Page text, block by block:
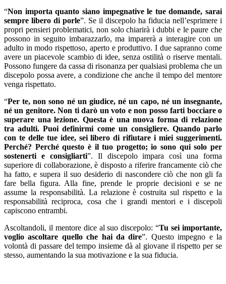
“Non importa quanto siano impegnative le tue domande, sarai
sempre libero di porle”. Se il discepolo ha fiducia nell’esprimere i
propri pensieri problematici, non solo chiarirà i dubbi e le paure che
possono in seguito imbarazzarlo, ma imparerà a interagire con un
adulto in modo rispettoso, aperto e produttivo. I due sapranno come
avere un piacevole scambio di idee, senza ostilità o riserve mentali.
Possono fungere da cassa di risonanza per qualsiasi problema che un
discepolo possa avere, a condizione che anche il tempo del mentore
venga rispettato.
“Per te, non sono né un giudice, né un capo, né un insegnante,
né un genitore. Non ti darò un voto e non posso farti bocciare o
superare una lezione. Questa è una nuova forma di relazione
tra adulti. Puoi definirmi come un consigliere. Quando parlo
con te delle tue idee, sei libero di rifiutare i miei suggerimenti.
Perché? Perché questo è il tuo progetto; io sono qui solo per
sostenerti e consigliarti”. Il discepolo impara così una forma
superiore di collaborazione, è disposto a riferire francamente ciò che
ha fatto, e supera il suo desiderio di nascondere ciò che non gli fa
fare bella figura. Alla fine, prende le proprie decisioni e se ne
assume la responsabilità. La relazione è costruita sul rispetto e la
responsabilità reciproca, cosa che i grandi mentori e i discepoli
capiscono entrambi.
Ascoltandoli, il mentore dice al suo discepolo: “Tu sei importante,
voglio ascoltare quello che hai da dire”. Questo impegno e la
volontà di passare del tempo insieme dà al giovane il rispetto per se
stesso, aumentando la sua motivazione e la sua fiducia.